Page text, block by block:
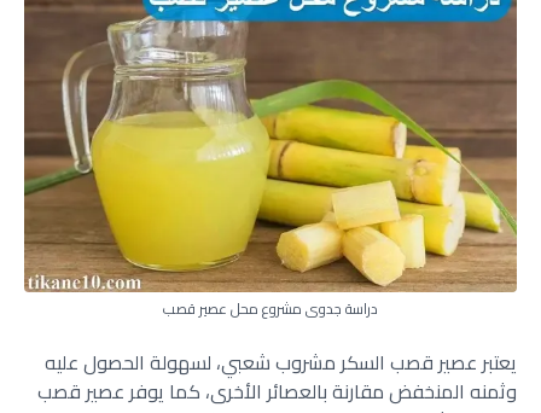
دراسة جدوى مشروع محل عصير قصب
يعتبر عصير قصب السكر مشروب شعبي، لسهولة الحصول عليه
وثمنه المنخفض مقارنة بالعصائر الأخرى، كما يوفر عصير قصب